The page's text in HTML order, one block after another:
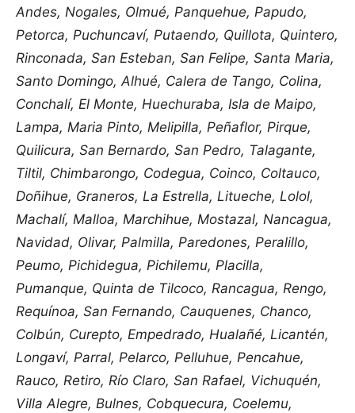
Andes, Nogales, Olmué, Panquehue, Papudo,
Petorca, Puchuncaví, Putaendo, Quillota, Quintero,
Rinconada, San Esteban, San Felipe, Santa Maria,
Santo Domingo, Alhué, Calera de Tango, Colina,
Conchalí, El Monte, Huechuraba, Isla de Maipo,
Lampa, Maria Pinto, Melipilla, Peñaflor, Pirque,
Quilicura, San Bernardo, San Pedro, Talagante,
Tiltil, Chimbarongo, Codegua, Coinco, Coltauco,
Doñihue, Graneros, La Estrella, Litueche, Lolol,
Machalí, Malloa, Marchihue, Mostazal, Nancagua,
Navidad, Olivar, Palmilla, Paredones, Peralillo,
Peumo, Pichidegua, Pichilemu, Placilla,
Pumanque, Quinta de Tilcoco, Rancagua, Rengo,
Requínoa, San Fernando, Cauquenes, Chanco,
Colbún, Curepto, Empedrado, Hualañé, Licantén,
Longaví, Parral, Pelarco, Pelluhue, Pencahue,
Rauco, Retiro, Río Claro, San Rafael, Vichuquén,
Villa Alegre, Bulnes, Cobquecura, Coelemu,